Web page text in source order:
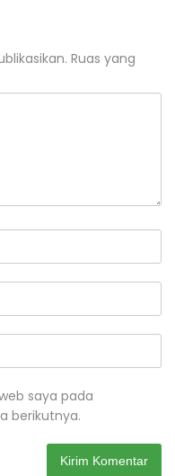
Ruas yang
saya pada
berikutnya.